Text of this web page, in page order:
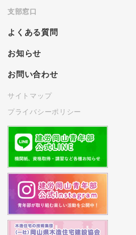
支部窓口
よくある質問
お知らせ
お問い合わせ
サイトマップ
プライバシーポリシー